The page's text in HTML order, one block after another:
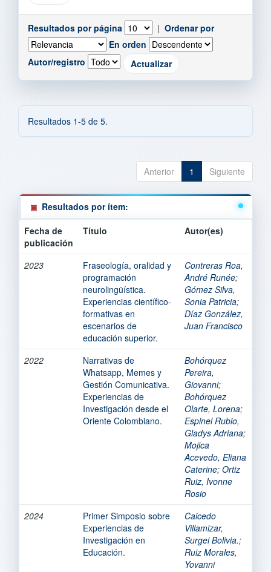
Resultados por página | Ordenar por
En orden
Autor/registro
Resultados 1-5 de 5.
Anterior 1 Siguiente
Resultados por ítem:
Fecha de
publicación
Título Autor(es)
2023
Fraseología, oralidad y
programación
neurolingüística.
Experiencias científico-
formativas en
escenarios de
educación superior.
Contreras Roa,
André Runée;
Gómez Silva,
Sonia Patricia;
Díaz González,
Juan Francisco
2022
Narrativas de
Whatsapp, Memes y
Gestión Comunicativa.
Experiencias de
Investigación desde el
Oriente Colombiano.
Bohórquez
Pereira,
Giovanni;
Bohórquez
Olarte, Lorena;
Espinel Rubio,
Gladys Adriana;
Mojica
Acevedo, Eliana
Caterine; Ortiz
Ruiz, Ivonne
Rosio
2024
Primer Simposio sobre
Experiencias de
Investigación en
Educación.
Caicedo
Villamizar,
Surgei Bolivia.;
Ruiz Morales,
Yovanni